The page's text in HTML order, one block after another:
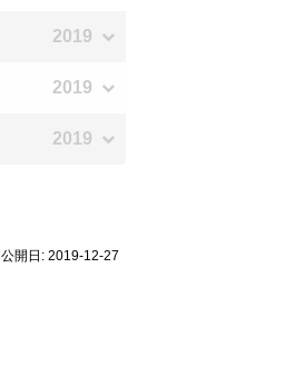
2019
2019
2019
公開日: 2019-12-27